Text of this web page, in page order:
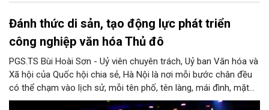
Đánh thức di sản, tạo động lực phát triển
công nghiệp văn hóa Thủ đô
PGS.TS Bùi Hoài Sơn - Uỷ viên chuyên trách, Uỷ ban Văn hóa và
Xã hội của Quốc hội chia sẻ, Hà Nội là nơi mỗi bước chân đều
có thể chạm vào lịch sử, mỗi tên phố, tên làng, mái đình, mặt
hồ, nếp nhà, câu hát, món ăn, làn điệu, nghề thủ công đều có